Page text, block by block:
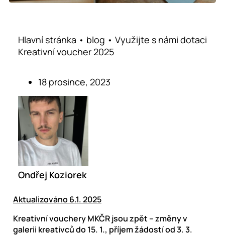
Hlavní stránka • blog • Využijte s námi dotaci
Kreativní voucher 2025
18 prosince, 2023
Ondřej Koziorek
Aktualizováno 6.1. 2025
Kreativní vouchery MKČR jsou zpět – změny v
galerii kreativců do 15. 1., příjem žádostí od 3. 3.